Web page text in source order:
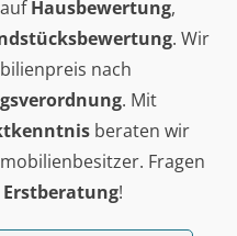
Hausbewertung,
. Wir
nach
. Mit
beraten wir
Fragen
!